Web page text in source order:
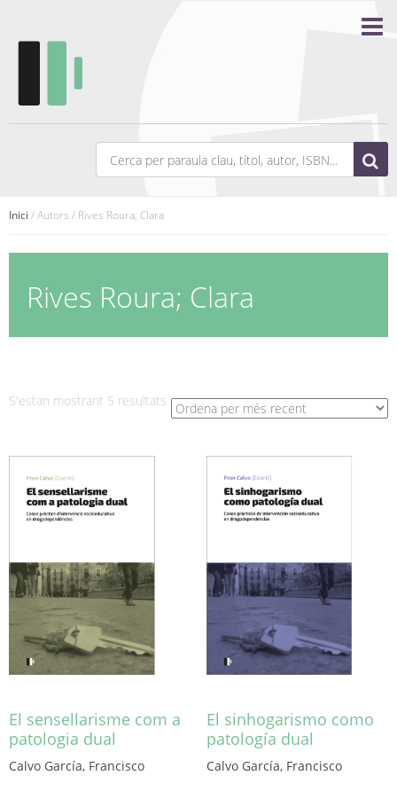
Inici / Autors / Rives Roura; Clara
Rives Roura; Clara
S'estan mostrant 5 resultats Ordenat
per
El sensellarisme com a
patologia dual
Calvo García, Francisco
El sinhogarismo como
patología dual
Calvo García, Francisco